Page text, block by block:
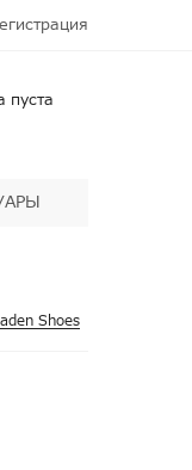
пуста
Shoes